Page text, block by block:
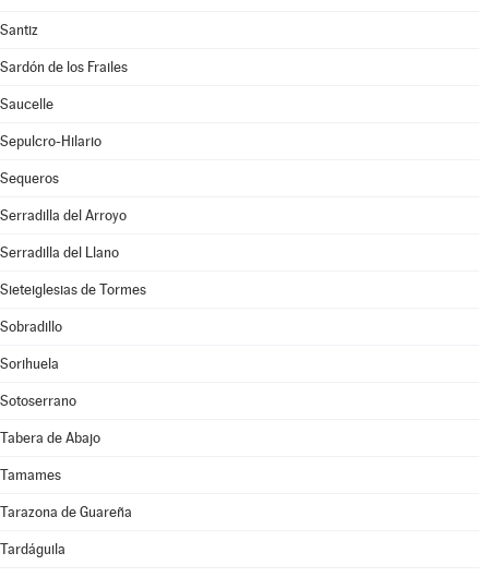
Santiz
Sardón de los Frailes
Saucelle
Sepulcro-Hilario
Sequeros
Serradilla del Arroyo
Serradilla del Llano
Sieteiglesias de Tormes
Sobradillo
Sorihuela
Sotoserrano
Tabera de Abajo
Tamames
Tarazona de Guareña
Tardáguila